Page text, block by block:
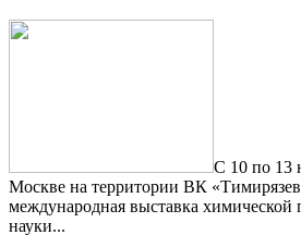
С 10 по 13
Москве на территории ВК
международная выставка химической
науки...